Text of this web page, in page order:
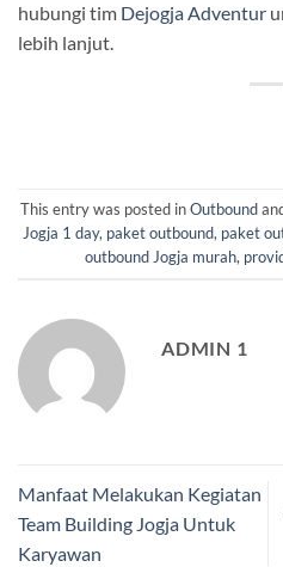
hubungi tim Dejogja Adventur
lebih lanjut.
This entry was posted inOutbound
Jogja 1 day, paket outbound, paket
outbound Jogja murah,
ADMIN 1
Manfaat Melakukan Kegiatan
Team Building Jogja Untuk
Karyawan